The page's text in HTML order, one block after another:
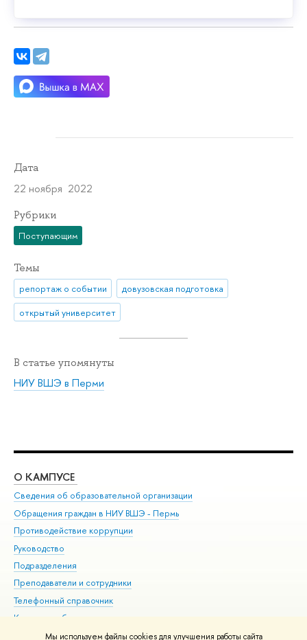
Мы используем файлы cookies для улучшения работы сайта
Дата
22 ноября 2022
Рубрики
Поступающим
Темы
репортаж о событии
довузовская подготовка
открытый университет
В статье упомянуты
НИУ ВШЭ в Перми
О КАМПУСЕ
Сведения об образовательной организации
Обращения граждан в НИУ ВШЭ - Пермь
Противодействие коррупции
Руководство
Подразделения
Преподаватели и сотрудники
Телефонный справочник
Корпуса и общежития
ВШЭ для студентов с ограниченными возможностями